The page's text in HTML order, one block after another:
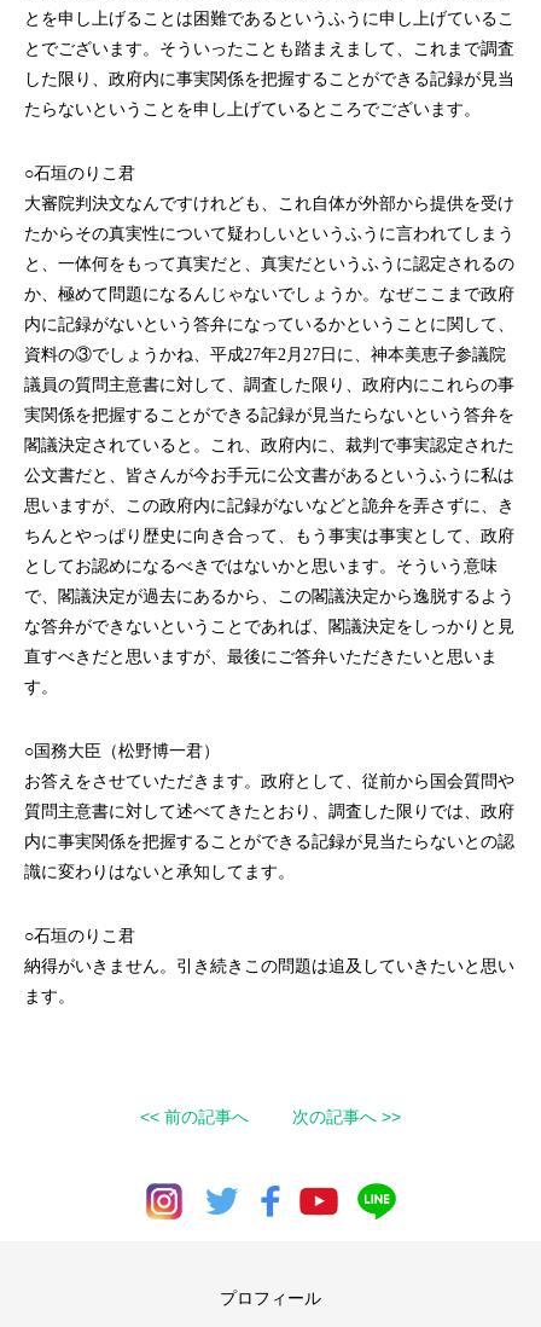
とを申し上げることは困難であるというふうに申し上げているこ
とでございます。そういったことも踏まえまして、これまで調査
した限り、政府内に事実関係を把握することができる記録が見当
たらないということを申し上げているところでございます。
○石垣のりこ君
大審院判決文なんですけれども、これ自体が外部から提供を受け
たからその真実性について疑わしいというふうに言われてしまう
と、一体何をもって真実だと、真実だというふうに認定されるの
か、極めて問題になるんじゃないでしょうか。なぜここまで政府
内に記録がないという答弁になっているかということに関して、
資料の③でしょうかね、平成27年2月27日に、神本美恵子参議院
議員の質問主意書に対して、調査した限り、政府内にこれらの事
実関係を把握することができる記録が見当たらないという答弁を
閣議決定されていると。これ、政府内に、裁判で事実認定された
公文書だと、皆さんが今お手元に公文書があるというふうに私は
思いますが、この政府内に記録がないなどと詭弁を弄さずに、き
ちんとやっぱり歴史に向き合って、もう事実は事実として、政府
としてお認めになるべきではないかと思います。そういう意味
で、閣議決定が過去にあるから、この閣議決定から逸脱するよう
な答弁ができないということであれば、閣議決定をしっかりと見
直すべきだと思いますが、最後にご答弁いただきたいと思いま
す。
○国務大臣（松野博一君）
お答えをさせていただきます。政府として、従前から国会質問や
質問主意書に対して述べてきたとおり、調査した限りでは、政府
内に事実関係を把握することができる記録が見当たらないとの認
識に変わりはないと承知してます。
○石垣のりこ君
納得がいきません。引き続きこの問題は追及していきたいと思い
ます。
<< 前の記事へ 次の記事へ >>
プロフィール